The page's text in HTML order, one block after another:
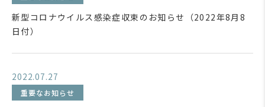
新型コロナウイルス感染症収束のお知らせ（2022年8月8
日付）
2022.07.27
重要なお知らせ